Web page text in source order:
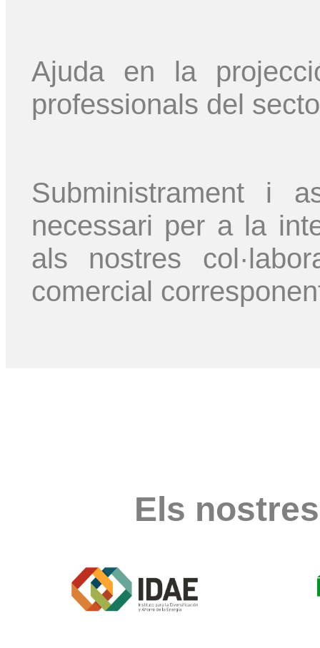
Ajuda en la
professionals del
Subministrament i
necessari per a la
als nostres
comercial
Els